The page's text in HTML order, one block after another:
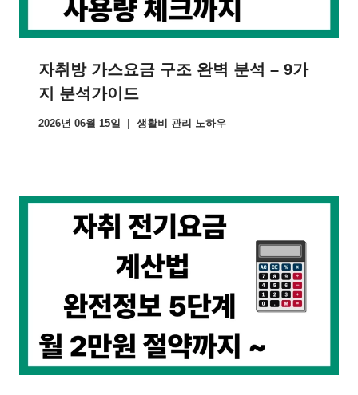
자취방 가스요금 구조 완벽 분석 – 9가
지 분석가이드
2026년 06월 15일 생활비 관리 노하우